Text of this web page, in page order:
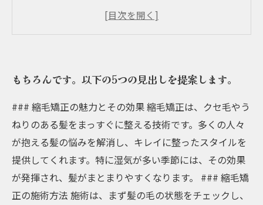
縮毛矯正が髪質改善に与える影響
もちろんです。以下の5つの見出しを提案します。
### 縮毛矯正の魅力とその効果 縮毛矯正は、クセ毛やう
ねりのある髪をまっすぐに整える技術です。多くの人々
が抱える髪の悩みを解消し、キレイに整ったスタイルを
提供してくれます。特に湿気が多い季節には、その効果
が発揮され、髪がまとまりやすくなります。 ### 縮毛矯
正の施術方法 施術は、まず髪の毛の状態をチェックし、